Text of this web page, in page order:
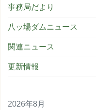
事務局だより
八ッ場ダムニュース
関連ニュース
更新情報
2026年8月